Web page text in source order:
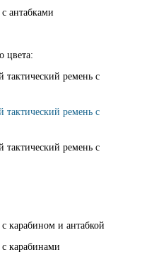
антабками
цвета:
тактический ремень с
тактический ремень с
тактический ремень с
карабином и антабкой
карабинами